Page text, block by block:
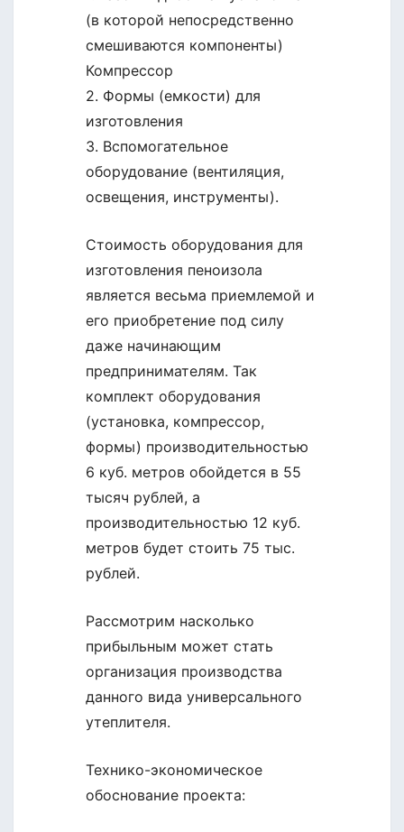
(в которой непосредственно
смешиваются компоненты)
Компрессор
2. Формы (емкости) для
изготовления
3. Вспомогательное
оборудование (вентиляция,
освещения, инструменты).
Стоимость оборудования для
изготовления пеноизола
является весьма приемлемой и
его приобретение под силу
даже начинающим
предпринимателям. Так
комплект оборудования
(установка, компрессор,
формы) производительностью
6 куб. метров обойдется в 55
тысяч рублей, а
производительностью 12 куб.
метров будет стоить 75 тыс.
рублей.
Рассмотрим насколько
прибыльным может стать
организация производства
данного вида универсального
утеплителя.
Технико-экономическое
обоснование проекта: